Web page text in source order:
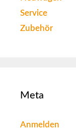
Service
Zubehör
Meta
Anmelden